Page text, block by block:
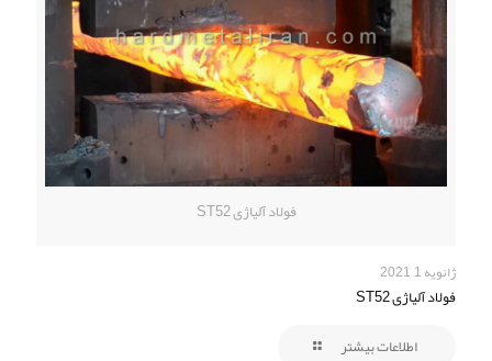
فولاد آلیاژی ST52
ژانویه 1, 2021
فولاد آلیاژی ST52
اطلاعات بیشتر